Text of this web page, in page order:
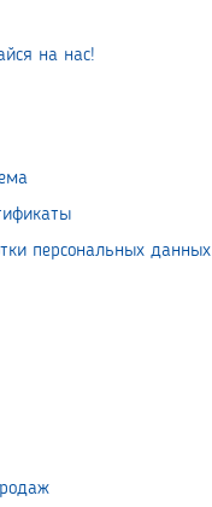
на нас!
персональных данных